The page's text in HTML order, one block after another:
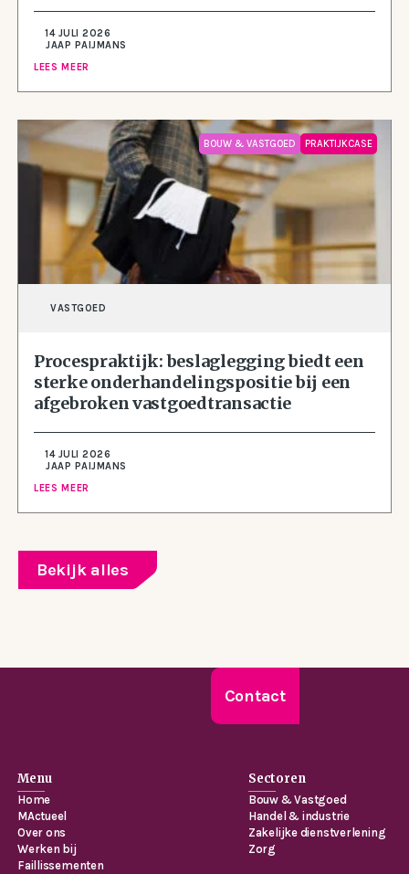
14 JULI 2026
JAAP PAIJMANS
LEES MEER
BOUW & VASTGOED PRAKTIJKCASE
VASTGOED
Procespraktijk: beslaglegging biedt een
sterke onderhandelingspositie bij een
afgebroken vastgoedtransactie
14 JULI 2026
JAAP PAIJMANS
LEES MEER
Bekijk alles
Contact
Menu
Home
MActueel
Over ons
Werken bij
Faillissementen
Sectoren
Bouw & Vastgoed
Handel & industrie
Zakelijke dienstverlening
Zorg